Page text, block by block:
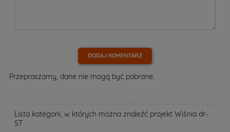
DODAJ KOMENTARZ
Przepraszamy, dane nie mogą być pobrane.
Lista kategorii, w których można znaleźć projekt Wiśnia dr-
ST